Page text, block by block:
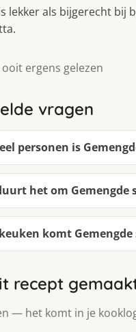
lekker als bijgerecht
ergens gelezen
vragen
personen is
het om
komt
recept
— het komt in je